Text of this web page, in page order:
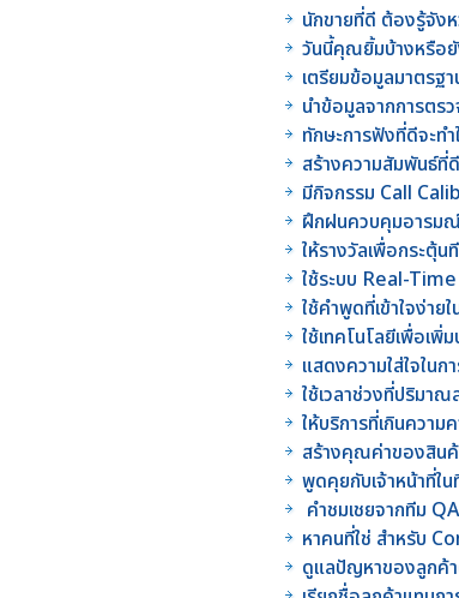
นักขายที่ดี ต้องรู้จังห
วันนี้คุณยิ้มบ้างหรือ
เตรียมข้อมูลมาตรฐ
นำข้อมูลจากการต
ทักษะการฟังที่ดีจะทำ
สร้างความสัมพันธ์ที่
มีกิจกรรม Call
ฝึกฝนควบคุมอารมณ์
ให้รางวัลเพื่อกระตุ้น
ใช้ระบบ Real-
ใช้คำพูดที่เข้าใจง่าย
ใช้เทคโนโลยีเพื่อเ
แสดงความใส่ใจใน
ใช้เวลาช่วงที่ปริมาณ
ให้บริการที่เกินควา
สร้างคุณค่าของสินค้
พูดคุยกับเจ้าหน้าที่ใ
คำชมเชยจากทีม
หาคนที่ใช่ สำหรับ
ดูแลปัญหาของลูกค้า